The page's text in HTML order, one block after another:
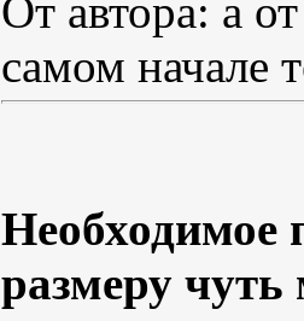
От автора: а
самом начале
Необходимое
размеру